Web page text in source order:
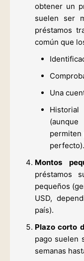
obtener un
suelen ser
préstamos
común que
Una
perfecto).
Montos
préstamos
pequeños
USD,
país).
Plazo corto
pago suelen
semanas